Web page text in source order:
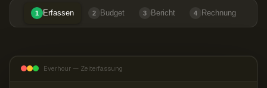
1 Erfassen 2 Budget 3 Bericht 4 Rechnung
Everhour — Zeiterfassung